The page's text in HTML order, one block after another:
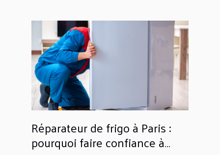
Réparateur de frigo à Paris :
pourquoi faire confiance à